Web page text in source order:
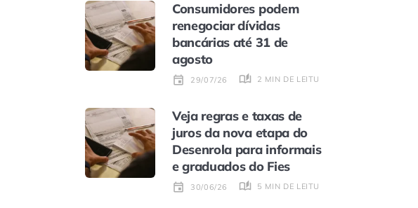
Consumidores podem
renegociar dívidas
bancárias até 31 de
agosto
29/07/26 2 MIN DE LEITURA
Veja regras e taxas de
juros da nova etapa do
Desenrola para informais
e graduados do Fies
30/06/26 5 MIN DE LEITURA